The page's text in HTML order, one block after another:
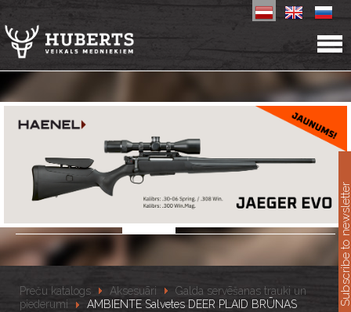
Preču katalogs Aksesuāri
Galda servēšanas trauki un
piederumi
AMBIENTE Salvetes DEER PLAID BRŪNAS Subscribe